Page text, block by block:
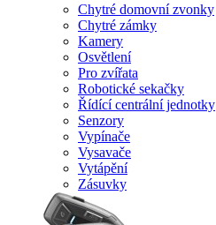
Chytré domovní zvonky
Chytré zámky
Kamery
Osvětlení
Pro zvířata
Robotické sekačky
Řídící centrální jednotky
Senzory
Vypínače
Vysavače
Vytápění
Zásuvky